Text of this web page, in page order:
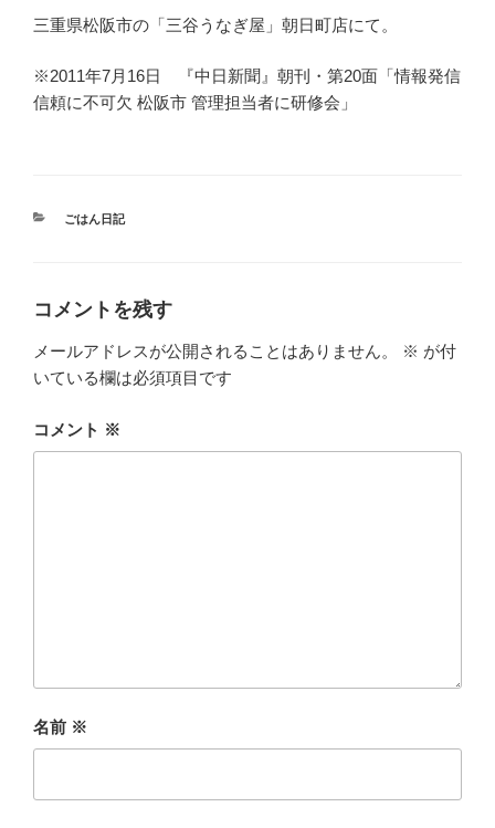
三重県松阪市の「三谷うなぎ屋」朝日町店にて。
※2011年7月16日 『中日新聞』朝刊・第20面「情報発信
信頼に不可欠 松阪市 管理担当者に研修会」
カ
ごはん日記
コメントを残す
メールアドレスが公開されることはありません。 ※ が付
いている欄は必須項目です
コメント ※
名前 ※